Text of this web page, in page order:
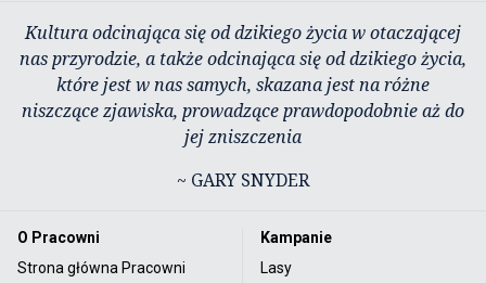
Kultura odcinająca się od dzikiego życia w otaczającej
nas przyrodzie, a także odcinająca się od dzikiego życia,
które jest w nas samych, skazana jest na różne
niszczące zjawiska, prowadzące prawdopodobnie aż do
jej zniszczenia
~ GARY SNYDER
O Pracowni
Strona główna Pracowni
Kampanie
Lasy